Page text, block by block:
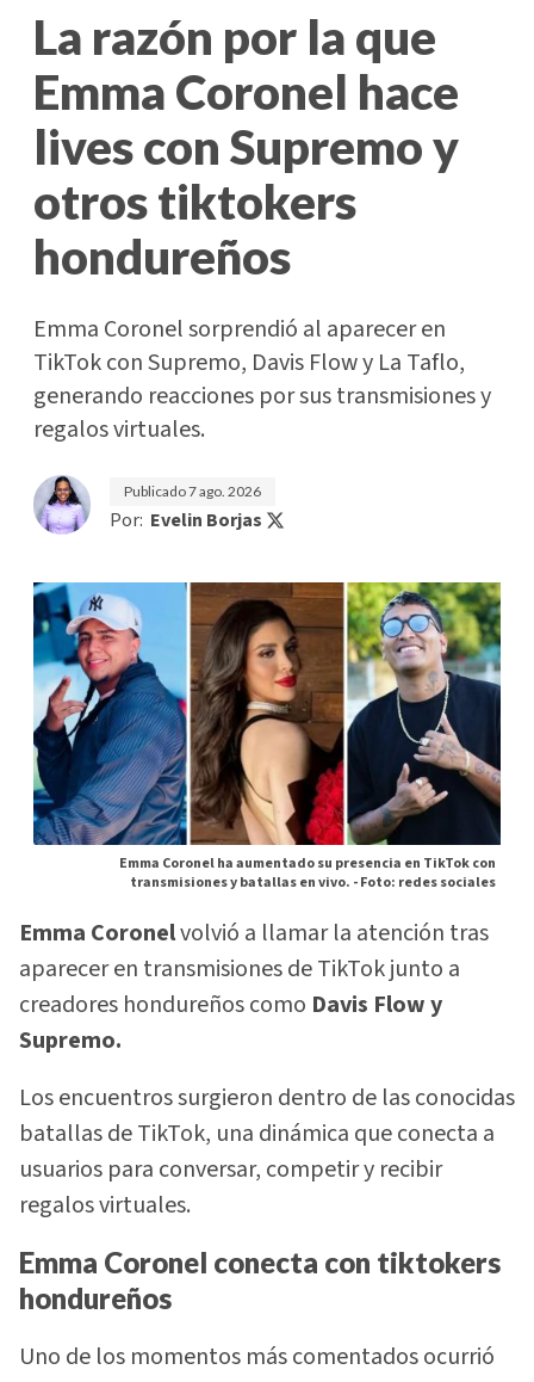
La razón por la que
Emma Coronel hace
lives con Supremo y
otros tiktokers
hondureños
Emma Coronel sorprendió al aparecer en
TikTok con Supremo, Davis Flow y La Taflo,
generando reacciones por sus transmisiones y
regalos virtuales.
Publicado7 ago. 2026
Por: Evelin Borjas
Emma Coronel ha aumentado su presencia en TikTok con
transmisiones y batallas en vivo. -Foto: redes sociales
Emma Coronelvolvió a llamar la atención tras
aparecer en transmisiones de TikTok junto a
creadores hondureños como Davis Flow y
Supremo.
Los encuentros surgieron dentro de las conocidas
batallas de TikTok, una dinámica que conecta a
usuarios para conversar, competir y recibir
regalos virtuales.
Emma Coronel conecta con tiktokers
hondureños
Uno de los momentos más comentados ocurrió